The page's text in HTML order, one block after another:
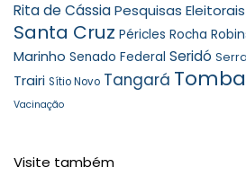
Rita de CássiaPesquisas Eleitorais
Santa Cruz Péricles Rocha
Marinho Senado Federal Seridó
Trairi Sítio Novo Tangará
Vacinação
Visite também